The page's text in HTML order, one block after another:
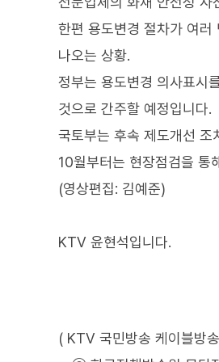
한편 용도변경 절차가 여
나오는 상황.
정부는 용도변경 의사표시
것으로 간주할 예정입니다.
국토부는 후속 제도개선
10월부터는 현장점검을 통
(영상편집: 김예준)
KTV 윤현석입니다.
( KTV 국민방송 케이블방